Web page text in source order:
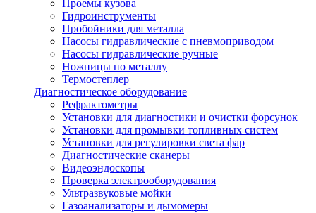
Проемы кузова
Гидроинструменты
Пробойники для металла
Насосы гидравлические с пневмоприводом
Насосы гидравлические ручные
Ножницы по металлу
Термостеплер
Диагностическое оборудование
Рефрактометры
Установки для диагностики и очистки форсунок
Установки для промывки топливных систем
Установки для регулировки света фар
Диагностические сканеры
Видеоэндоскопы
Проверка электрооборудования
Ультразвуковые мойки
Газоанализаторы и дымомеры